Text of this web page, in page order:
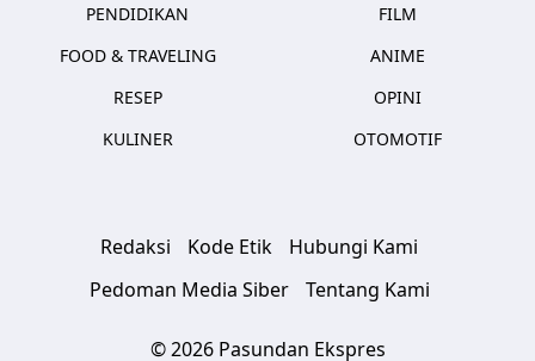
PENDIDIKAN
FOOD & TRAVELING
RESEP
KULINER
FILM
ANIME
OPINI
OTOMOTIF
Redaksi Kode Etik
Hubungi Kami
Pedoman Media Siber
Tentang Kami
© 2026 Pasundan Ekspres